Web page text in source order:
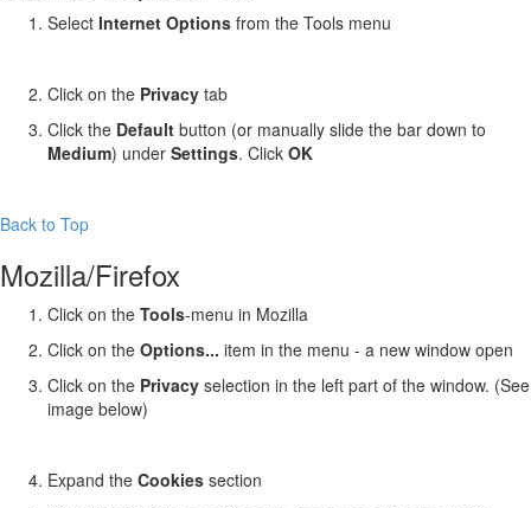
Select Internet Options from the Tools menu
Click on the Privacy tab
Click the Default button (or manually slide the bar down to
Medium) under Settings. Click OK
Back to Top
Mozilla/Firefox
Click on the Tools-menu in Mozilla
Click on the Options... item in the menu - a new window open
Click on the Privacy selection in the left part of the window. (See
image below)
Expand the Cookies section